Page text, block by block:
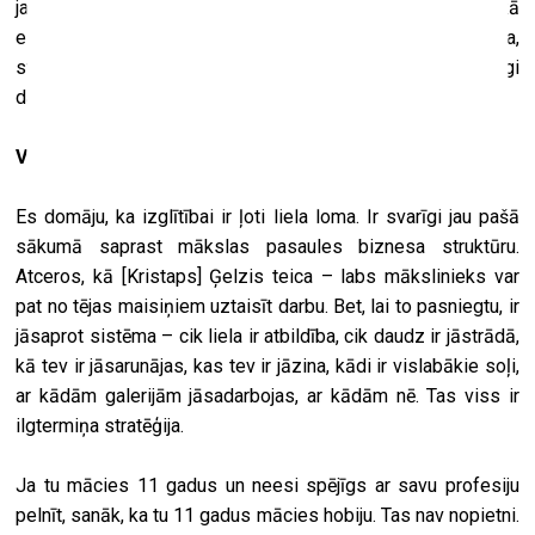
ja es paskatos uz māksliniekiem, ar kuriem noteiktā laikā
esam gājuši vienotu soli, tikai nemācēšana, nezināšana,
svarīga posma noliegšana, ir aizvedusi mūs pa pilnīgi
dažādiem ceļiem.
Vai tu to saisti ar izglītības sistēmu?
Es domāju, ka izglītībai ir ļoti liela loma. Ir svarīgi jau pašā
sākumā saprast mākslas pasaules biznesa struktūru.
Atceros, kā [Kristaps] Ģelzis teica – labs mākslinieks var
pat no tējas maisiņiem uztaisīt darbu. Bet, lai to pasniegtu, ir
jāsaprot sistēma – cik liela ir atbildība, cik daudz ir jāstrādā,
kā tev ir jāsarunājas, kas tev ir jāzina, kādi ir vislabākie soļi,
ar kādām galerijām jāsadarbojas, ar kādām nē. Tas viss ir
ilgtermiņa stratēģija.
Ja tu mācies 11 gadus un neesi spējīgs ar savu profesiju
pelnīt, sanāk, ka tu 11 gadus mācies hobiju. Tas nav nopietni.